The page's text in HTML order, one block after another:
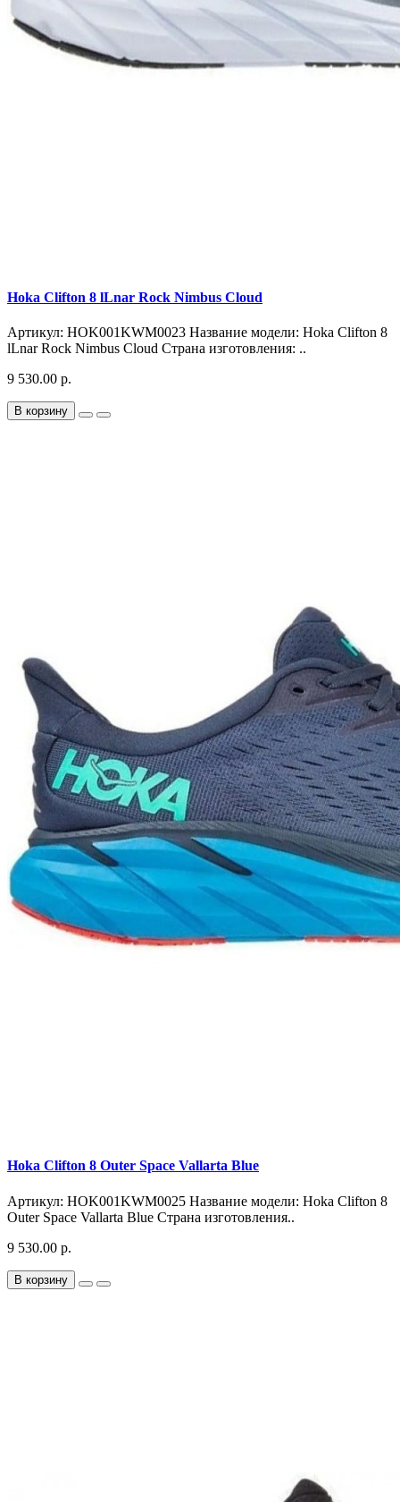
Hoka Clifton 8 lLnar Rock Nimbus Cloud
Артикул: HOK001KWM0023 Название модели: Hoka Clifton 8
lLnar Rock Nimbus Cloud Страна изготовления: ..
9 530.00 р.
В корзину
Hoka Clifton 8 Outer Space Vallarta Blue
Артикул: HOK001KWM0025 Название модели: Hoka Clifton 8
Outer Space Vallarta Blue Страна изготовления..
9 530.00 р.
В корзину